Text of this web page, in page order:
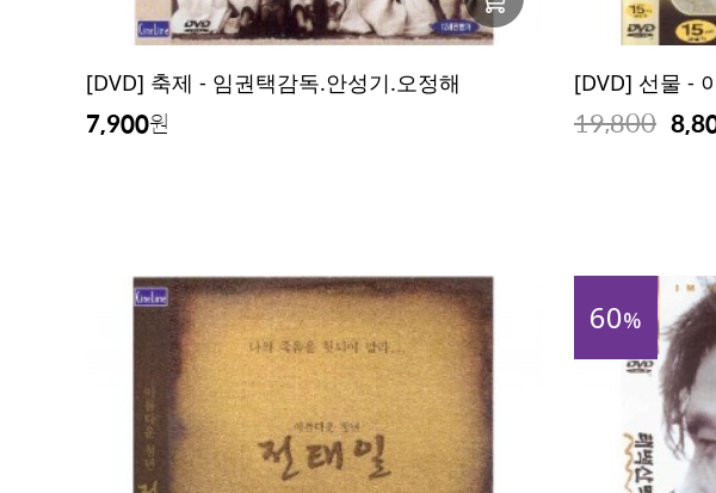
[DVD] 축제 - 임권택감독.안성기.오정해
7,900원
[DVD] 선물 -
19,800
60%